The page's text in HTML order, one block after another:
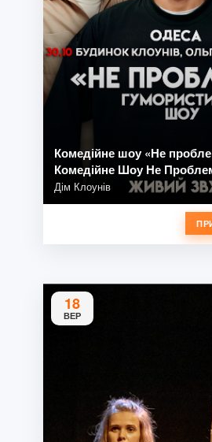
Комедійне шоу «Не
Комедійне Шоу Не
Дім Клоунів
18
ВЕР